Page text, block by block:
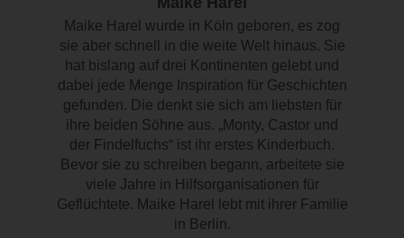
Maike Harel wurde in Köln geboren, es zog
sie aber schnell in die weite Welt hinaus. Sie
hat bislang auf drei Kontinenten gelebt und
dabei jede Menge Inspiration für Geschichten
gefunden. Die denkt sie sich am liebsten für
ihre beiden Söhne aus. „Monty, Castor und
der Findelfuchs“ ist ihr erstes Kinderbuch.
Bevor sie zu schreiben begann, arbeitete sie
viele Jahre in Hilfsorganisationen für
Geflüchtete. Maike Harel lebt mit ihrer Familie
in Berlin.